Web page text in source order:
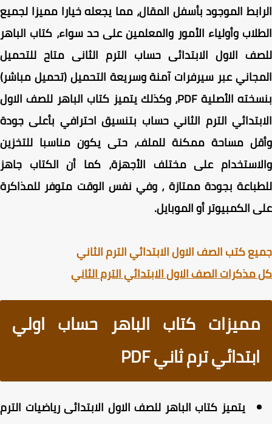
الموجود بأسفل المقال، مما يجعله خيارا مميزا لجميع
وأولياء الأمور والمعلمين على حد سواء، كتاب الباهر
الاول الابتدائى حساب الترم الثانى متاح للتحميل
عبر سيرفرات آمنة وسريعة التحميل (تحميل مباشر)
بنسخته الأصلية PDF، وكذلك يتميز كتاب الباهر للصف الاول
الترم الثاني حساب بتنسيق احترافي بأعلى جودة
مساحة ممكنة للملف، حتى يكون مناسبا للتخزين
على مختلف الأجهزة، كما أن الكتاب جاهز
بجودة ممتازة ، وفي نفس الوقت متوفر للمذاكرة
الكمبيوتر أو الموبايل.
كتب الصف الاول الابتدائي الترم الثاني
الصف الاول الابتدائي الترم الثاني
مميزات كتاب الباهر حساب اولي
ابتدائي ترم ثاني PDF
يتميز كتاب الباهر للصف الاول الابتدائى رياضيات الترم